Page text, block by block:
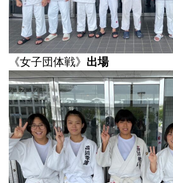
《女子団体戦》 出場